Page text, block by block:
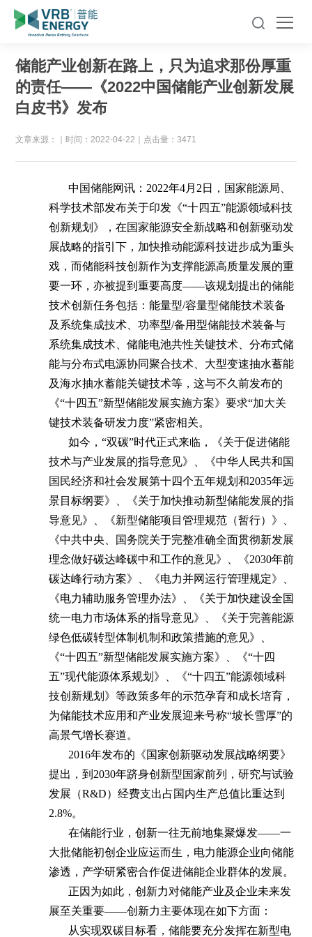
储能产业创新在路上，只为追求那份厚重
的责任——《2022中国储能产业创新发展
白皮书》发布
文章来源： 时间：2022-04-22 点击量：3471
中国储能网讯：2022年4月2日，国家能源局、
科学技术部发布关于印发《“十四五”能源领域科技
创新规划》，在国家能源安全新战略和创新驱动发
展战略的指引下，加快推动能源科技进步成为重头
戏，而储能科技创新作为支撑能源高质量发展的重
要一环，亦被提到重要高度——该规划提出的储能
技术创新任务包括：能量型/容量型储能技术装备
及系统集成技术、功率型/备用型储能技术装备与
系统集成技术、储能电池共性关键技术、分布式储
能与分布式电源协同聚合技术、大型变速抽水蓄能
及海水抽水蓄能关键技术等，这与不久前发布的
《“十四五”新型储能发展实施方案》要求“加大关
键技术装备研发力度”紧密相关。
如今，“双碳”时代正式来临，《关于促进储能
技术与产业发展的指导意见》、《中华人民共和国
国民经济和社会发展第十四个五年规划和2035年远
景目标纲要》、《关于加快推动新型储能发展的指
导意见》、《新型储能项目管理规范（暂行）》、
《中共中央、国务院关于完整准确全面贯彻新发展
理念做好碳达峰碳中和工作的意见》、《2030年前
碳达峰行动方案》、《电力并网运行管理规定》、
《电力辅助服务管理办法》、《关于加快建设全国
统一电力市场体系的指导意见》、《关于完善能源
绿色低碳转型体制机制和政策措施的意见》、
《“十四五”新型储能发展实施方案》、《“十四
五”现代能源体系规划》、《“十四五”能源领域科
技创新规划》等政策多年的示范孕育和成长培育，
为储能技术应用和产业发展迎来号称“坡长雪厚”的
高景气增长赛道。
2016年发布的《国家创新驱动发展战略纲要》
提出，到2030年跻身创新型国家前列，研究与试验
发展（R&D）经费支出占国内生产总值比重达到
2.8%。
在储能行业，创新一往无前地集聚爆发——一
大批储能初创企业应运而生，电力能源企业向储能
渗透，产学研紧密合作促进储能企业群体的发展。
正因为如此，创新力对储能产业及企业未来发
展至关重要——创新力主要体现在如下方面：
从实现双碳目标看，储能要充分发挥在新型电